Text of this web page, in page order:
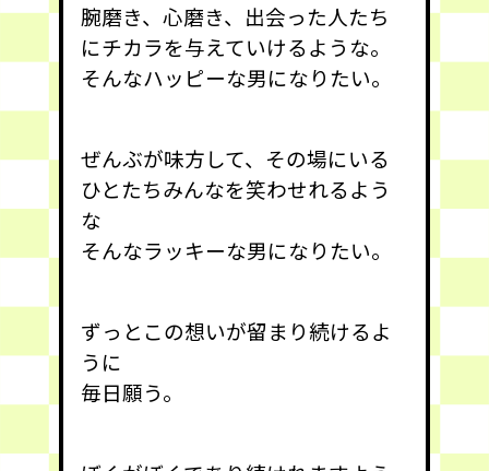
腕磨き、心磨き、出会った人たち
にチカラを与えていけるような。
そんなハッピーな男になりたい。
ぜんぶが味方して、その場にいる
ひとたちみんなを笑わせれるよう
な
そんなラッキーな男になりたい。
ずっとこの想いが留まり続けるよ
うに
毎日願う。